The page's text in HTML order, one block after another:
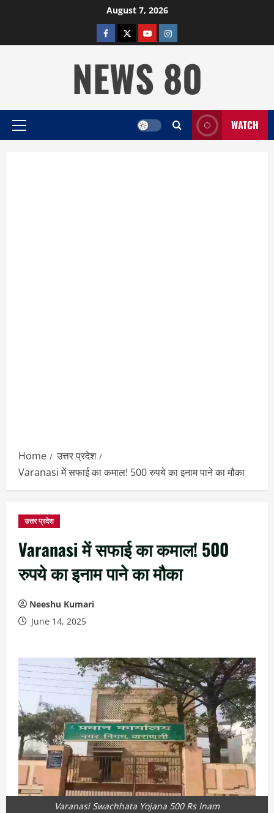
August 7, 2026
facebooktwitterYOUTUBE
instagram
NEWS 80
Primary
WATCH
Home
उत्तर प्रदेश
Varanasi में सफाई का कमाल! 500 रुपये का इनाम पाने का मौका
उत्तर प्रदेश
Varanasi में सफाई का कमाल! 500
रुपये का इनाम पाने का मौका
Neeshu Kumari
June 14, 2025
Varanasi Swachhata Yojana 500 Rs Inam